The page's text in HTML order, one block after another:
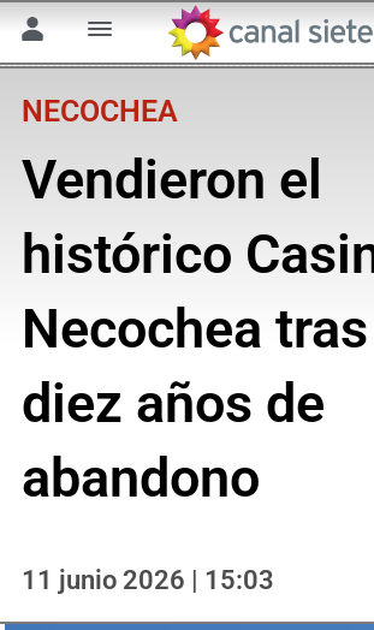
NECOCHEA
Vendieron el
histórico
Necochea
diez años de
abandono
11 junio 2026 | 15:03